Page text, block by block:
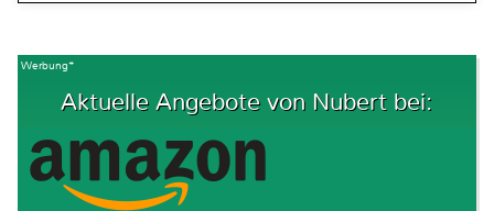
Werbung*
Aktuelle Angebote von Nubert bei: